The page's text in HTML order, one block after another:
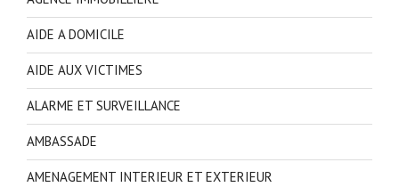
AIDE A DOMICILE
AIDE AUX VICTIMES
ALARME ET SURVEILLANCE
AMBASSADE
AMENAGEMENT INTERIEUR ET EXTERIEUR